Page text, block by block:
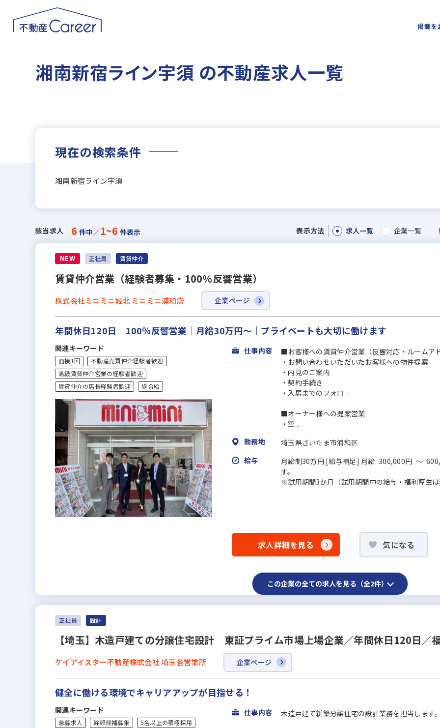
掲載を
湘南新宿ライン宇須 の不動産求人一覧
現在の検索条件
湘南新宿ライン宇須
該当求人 6 件中／1~6 件表示 表示方法 求人一覧 企業一覧
NEW 正社員 賃貸仲介
賃貸仲介営業（経験者募集・100％反響営業）
株式会社ミニミニ城北 ミニミニ浦和店 企業ページ
年間休日120日｜100％反響営業｜月給30万円～｜プライベートも大切に働けます
関連キーワード
面接1回
不動産売買仲介経験者歓迎
高級賃貸仲介営業の経験者歓迎
賃貸仲介の店長経験者歓迎
歩合給
仕事内容
■お客様への賃貸仲介営業（反響対応・ルームア
・お問い合わせいただいたお客様への物件提案
・内見のご案内
・契約手続き
・入居までのフォロー
■オーナー様への提案営業
・空...
勤務地
埼玉県さいたま市浦和区
給与
月給制30万円 [給与補足] 月給 300,000円 ～
す。
※試用期間3か月（試用期間中の給与・福利厚生
求人詳細を見る 気になる
この企業の全ての求人を見る（全2件）
正社員 設計
【埼玉】木造戸建ての分譲住宅設計 東証プライム市場上場企業／年間休日120日／
ケイアイスター不動産株式会社 埼玉各営業所 企業ページ
健全に働ける環境でキャリアアップが目指せる！
関連キーワード
急募求人 幹部候補募集
5名以上の積極採用
仕事内容 木造戸建て新築分譲住宅の設計業務を担当します